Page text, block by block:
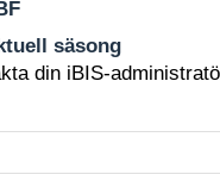
säsong
din iBIS-